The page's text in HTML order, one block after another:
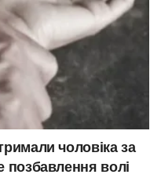
чоловіка за
позбавлення волі